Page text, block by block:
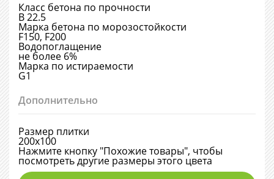
Класс бетона по прочности
B 22.5
Марка бетона по морозостойкости
F150, F200
Водопоглащение
не более 6%
Марка по истираемости
G1
Дополнительно
Размер плитки
200х100
Нажмите кнопку "Похожие товары", чтобы
посмотреть другие размеры этого цвета